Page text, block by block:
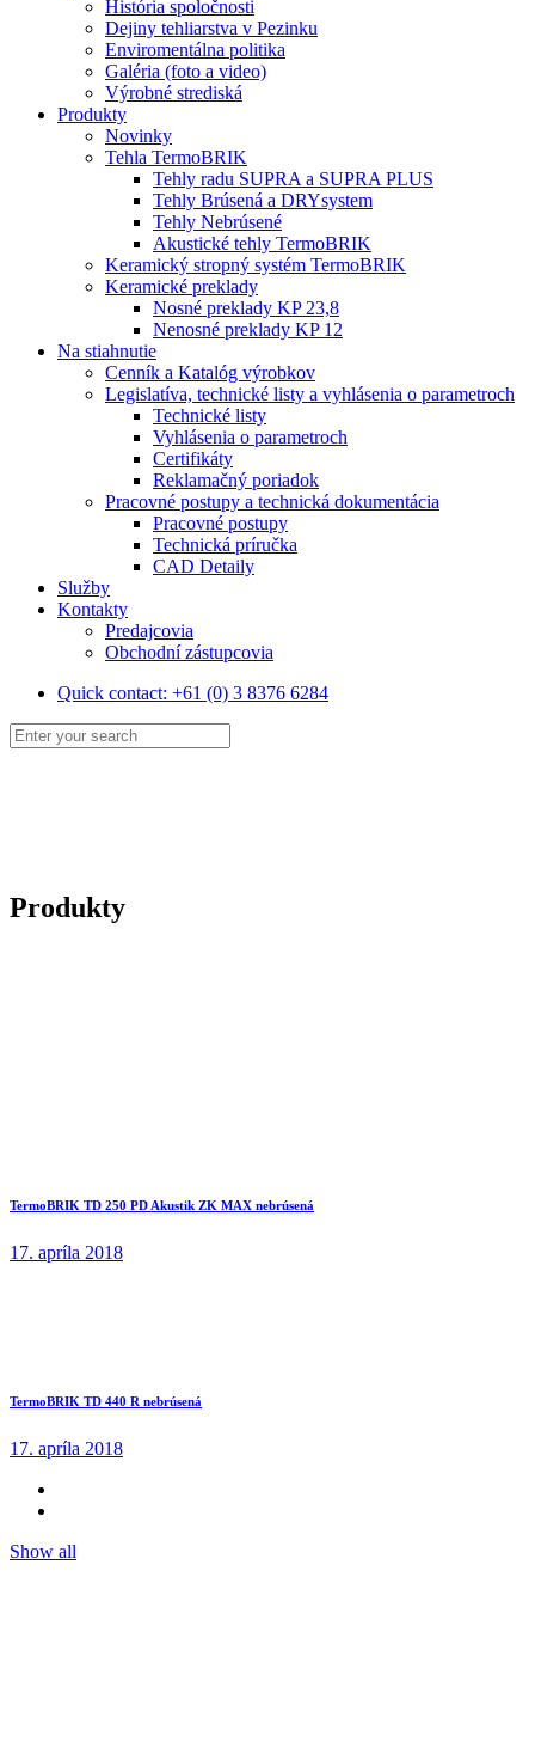
História spoločnosti
Dejiny tehliarstva v Pezinku
Enviromentálna politika
Galéria (foto a video)
Výrobné strediská
Produkty
Novinky
Tehla TermoBRIK
Tehly radu SUPRA a SUPRA PLUS
Tehly Brúsená a DRYsystem
Tehly Nebrúsené
Akustické tehly TermoBRIK
Keramický stropný systém TermoBRIK
Keramické preklady
Nosné preklady KP 23,8
Nenosné preklady KP 12
Na stiahnutie
Cenník a Katalóg výrobkov
Legislatíva, technické listy a vyhlásenia o parametroch
Technické listy
Vyhlásenia o parametroch
Certifikáty
Reklamačný poriadok
Pracovné postupy a technická dokumentácia
Pracovné postupy
Technická príručka
CAD Detaily
Služby
Kontakty
Predajcovia
Obchodní zástupcovia
Quick contact: +61 (0) 3 8376 6284
Produkty
TermoBRIK TD 250 PD Akustik ZK MAX nebrúsená
17. apríla 2018
TermoBRIK TD 440 R nebrúsená
17. apríla 2018
Show all